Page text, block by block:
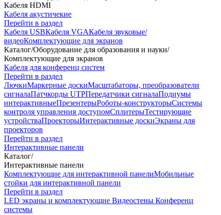
Кабеля HDMI
Кабеля акустичекие
Перейти в раздел
Кабеля USBКабеля VGAКабеля звуковые/
видеоКомплектующие для экранов
Каталог/Оборудование для образования и науки/
Комплектующие для экранов
Кабеля для конференц систем
Перейти в раздел
ЛючкиМаркерные доскиМасштабаторы, преобразователи
сигналаПатчкорды UTPПередатчики сигналаПодиумы
интерактивныеПрезентерыРоботы-конструкторыСистемы
контроля управления доступомСплитерыТестирующие
устройстваПроекторыИнтерактивные доскиЭкраны для
проекторов
Перейти в раздел
Интерактивные панели
Каталог/
Интерактивные панели
Комплектующие для интерактивной панелиМобильные
стойки для интерактивной панели
Перейти в раздел
LED экраны и комплектующие Видеостены Конференц
системы